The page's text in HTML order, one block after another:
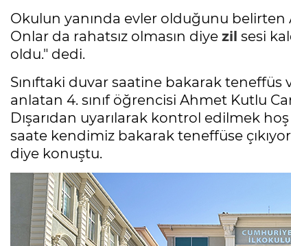
Okulun yanında evler olduğunu belirten
Onlar da rahatsız olmasın diye zil sesi
oldu." dedi.
Sınıftaki duvar saatine bakarak teneffüs
anlatan 4. sınıf öğrencisi Ahmet Kutlu
Dışarıdan uyarılarak kontrol edilmek
saate kendimiz bakarak teneffüse
diye konuştu.